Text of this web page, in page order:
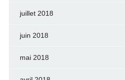
juillet 2018
juin 2018
mai 2018